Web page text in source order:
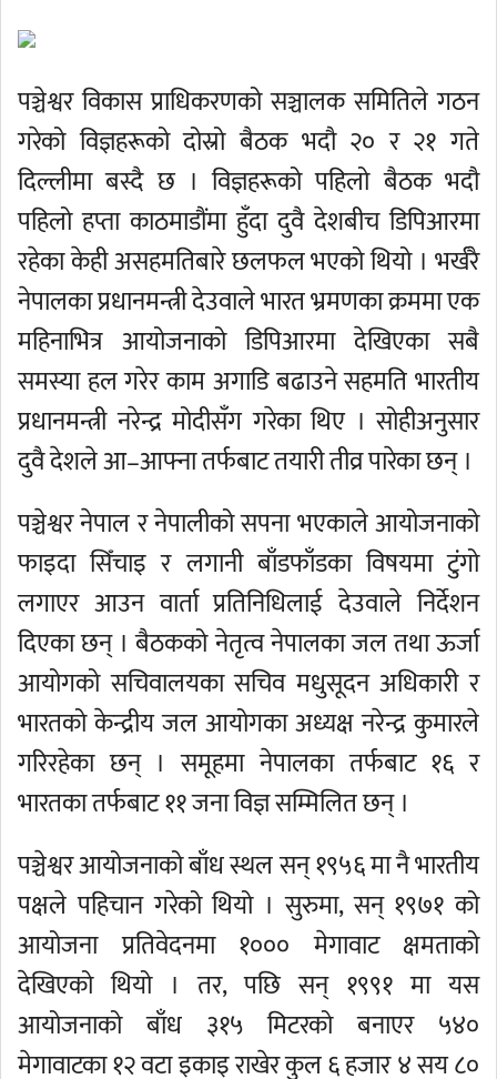
पञ्चेश्वर विकास प्राधिकरणको सञ्चालक समितिले गठन
गरेको विज्ञहरूको दोस्रो बैठक भदौ २० र २१ गते
दिल्लीमा बस्दै छ । विज्ञहरूको पहिलो बैठक भदौ
पहिलो हप्ता काठमाडौंमा हुँदा दुवै देशबीच डिपिआरमा
रहेका केही असहमतिबारे छलफल भएको थियो । भर्खरै
नेपालका प्रधानमन्त्री देउवाले भारत भ्रमणका क्रममा एक
महिनाभित्र आयोजनाको डिपिआरमा देखिएका सबै
समस्या हल गरेर काम अगाडि बढाउने सहमति भारतीय
प्रधानमन्त्री नरेन्द्र मोदीसँग गरेका थिए । सोहीअनुसार
दुवै देशले आ–आफ्ना तर्फबाट तयारी तीव्र पारेका छन् ।
पञ्चेश्वर नेपाल र नेपालीको सपना भएकाले आयोजनाको
फाइदा सिँचाइ र लगानी बाँडफाँडका विषयमा टुंगो
लगाएर आउन वार्ता प्रतिनिधिलाई देउवाले निर्देशन
दिएका छन् । बैठकको नेतृत्व नेपालका जल तथा ऊर्जा
आयोगको सचिवालयका सचिव मधुसूदन अधिकारी र
भारतको केन्द्रीय जल आयोगका अध्यक्ष नरेन्द्र कुमारले
गरिरहेका छन् । समूहमा नेपालका तर्फबाट १६ र
भारतका तर्फबाट ११ जना विज्ञ सम्मिलित छन् ।
पञ्चेश्वर आयोजनाको बाँध स्थल सन् १९५६ मा नै भारतीय
पक्षले पहिचान गरेको थियो । सुरुमा, सन् १९७१ को
आयोजना प्रतिवेदनमा १००० मेगावाट क्षमताको
देखिएको थियो । तर, पछि सन् १९९१ मा यस
आयोजनाको बाँध ३१५ मिटरको बनाएर ५४०
मेगावाटका १२ वटा इकाइ राखेर कुल ६ हजार ४ सय ८०